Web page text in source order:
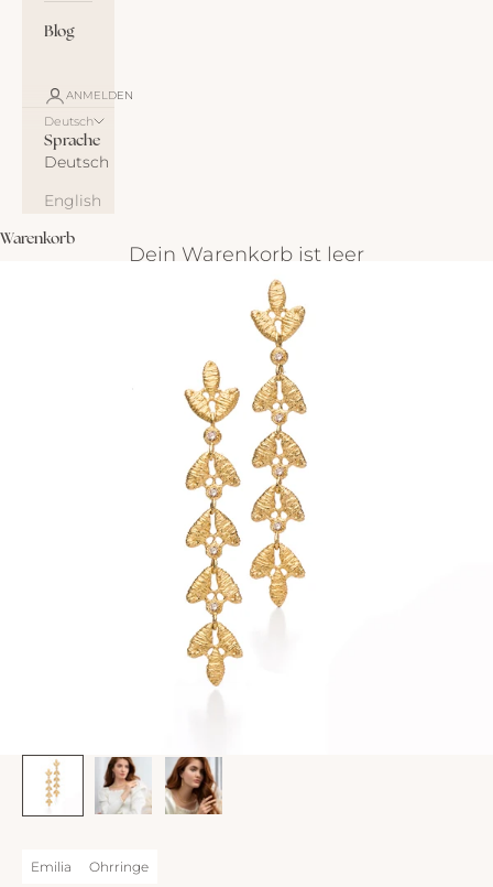
Blog
ANMELDEN
Deutsch
Sprache
Deutsch
English
Warenkorb
Dein Warenkorb ist leer
Emilia Ohrringe